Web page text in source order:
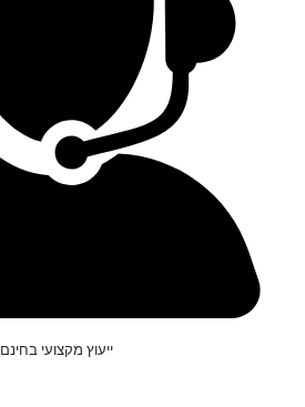
ייעוץ מקצועי בחינם